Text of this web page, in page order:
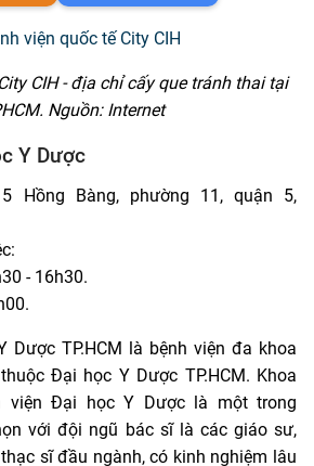
CIH - địa chỉ cấy que tránh thai tại
Nguồn: Internet
Y Dược
Hồng Bàng, phường 11, quận 5,
- 16h30.
Dược TP.HCM là bệnh viện đa khoa
Đại học Y Dược TP.HCM. Khoa
viện Đại học Y Dược là một trong
với đội ngũ bác sĩ là các giáo sư,
sĩ đầu ngành, có kinh nghiệm lâu